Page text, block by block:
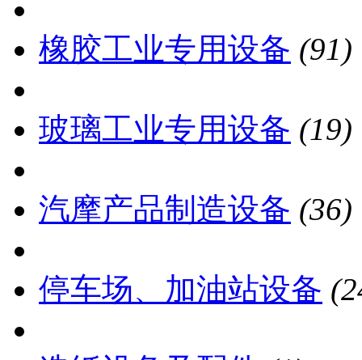
橡胶工业专用设备 (91)
玻璃工业专用设备 (19)
汽摩产品制造设备 (36)
停车场、加油站设备